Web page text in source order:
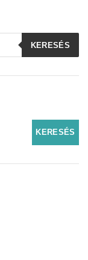
KERESÉS